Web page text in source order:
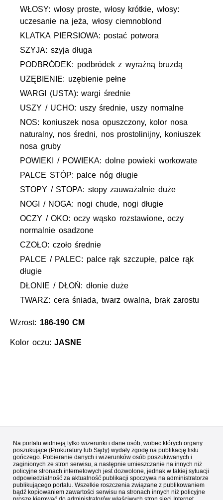
WŁOSY: włosy proste, włosy krótkie, włosy:
uczesanie na jeża, włosy ciemnoblond
KLATKA PIERSIOWA: postać potwora
SZYJA: szyja długa
PODBRÓDEK: podbródek z wyraźną bruzdą
UZĘBIENIE: uzębienie pełne
WARGI (USTA): wargi średnie
USZY / UCHO: uszy średnie, uszy normalne
NOS: koniuszek nosa opuszczony, kolor nosa
naturalny, nos średni, nos prostolinijny, koniuszek
nosa gruby
POWIEKI / POWIEKA: dolne powieki workowate
PALCE STÓP: palce nóg długie
STOPY / STOPA: stopy zauważalnie duże
NOGI / NOGA: nogi chude, nogi długie
OCZY / OKO: oczy wąsko rozstawione, oczy
normalnie osadzone
CZOŁO: czoło średnie
PALCE / PALEC: palce rąk szczupłe, palce rąk
długie
DŁONIE / DŁOŃ: dłonie duże
TWARZ: cera śniada, twarz owalna, brak zarostu
Wzrost: 186-190 CM
Kolor oczu:JASNE
Na portalu widnieją tylko wizerunki i dane osób, wobec których organy
poszukujące (Prokuratury lub Sądy) wydały zgodę na publikację listu
gończego. Pobieranie danych i wizerunków osób poszukiwanych i
zaginionych ze stron serwisu, a następnie umieszczanie na innych niż
policyjne stronach internetowych jest dozwolone, jednak w takiej sytuacji
odpowiedzialność za aktualność publikacji spoczywa na administratorze
publikującego portalu. Wszelkie roszczenia związane z publikowaniem
bądź kopiowaniem zawartości serwisu na stronach innych niż policyjne